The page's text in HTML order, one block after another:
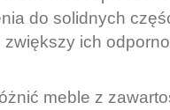
do solidnych
ich
meble z